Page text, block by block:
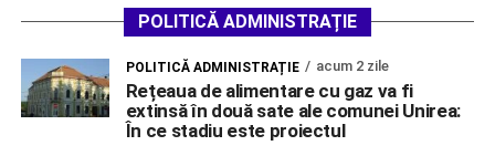
POLITICĂ ADMINISTRAȚIE
POLITICĂ ADMINISTRAȚIE acum 2 zile
Rețeaua de alimentare cu gaz va fi
extinsă în două sate ale comunei Unirea:
În ce stadiu este proiectul